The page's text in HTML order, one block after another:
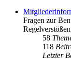
Fragen zur
Regelverstößen
58
118
Letzter